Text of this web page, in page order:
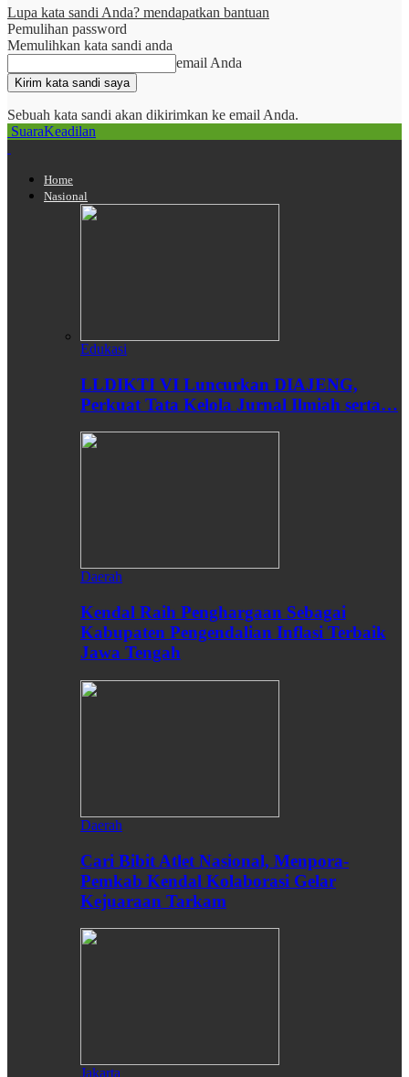
Lupa kata sandi Anda? mendapatkan bantuan
Pemulihan password
Memulihkan kata sandi anda
email Anda
Sebuah kata sandi akan dikirimkan ke email Anda.
SuaraKeadilan
Home
Nasional
Edukasi
LLDIKTI VI Luncurkan DIAJENG,
Perkuat Tata Kelola Jurnal Ilmiah serta…
Daerah
Kendal Raih Penghargaan Sebagai
Kabupaten Pengendalian Inflasi Terbaik
Jawa Tengah
Daerah
Cari Bibit Atlet Nasional, Menpora-
Pemkab Kendal Kolaborasi Gelar
Kejuaraan Tarkam
Jakarta